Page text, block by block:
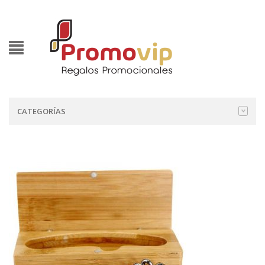
CATEGORÍAS